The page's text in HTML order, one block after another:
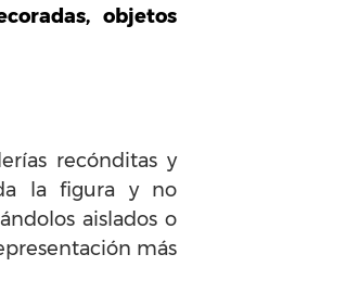
objetos
recónditas y
la figura y no
aislados o
más